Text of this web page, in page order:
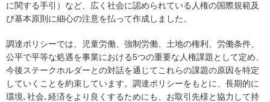
に関する手引）など、広く社会に認められている人権の国際規範及
び基本原則に細心の注意を払って作成しました。
調達ポリシーでは、児童労働、強制労働、土地の権利、労働条件、
公平で平等な処遇を事業における5つの重要な人権課題として定め、
今後ステークホルダーとの対話を通じてこれらの課題の原因を特定
していくことを約束しています。調達ポリシーをもとに、長期的に
環境､社会､経済をより良くするためにも、お取引先様と協力して持